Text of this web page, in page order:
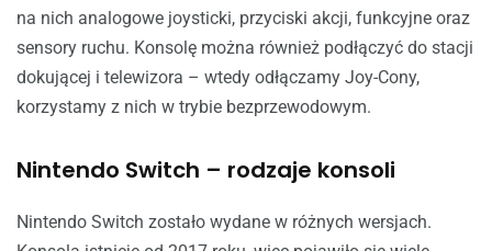
na nich analogowe joysticki, przyciski akcji, funkcyjne oraz
sensory ruchu. Konsolę można również podłączyć do stacji
dokującej i telewizora – wtedy odłączamy Joy-Cony,
korzystamy z nich w trybie bezprzewodowym.
Nintendo Switch – rodzaje konsoli
Nintendo Switch zostało wydane w różnych wersjach.